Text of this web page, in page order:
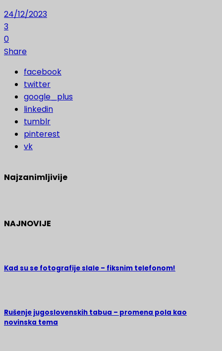
24/12/2023
3
0
Share
facebook
twitter
google_plus
linkedin
tumblr
pinterest
vk
Najzanimljivije
NAJNOVIJE
Kad su se fotografije slale – fiksnim telefonom!
Rušenje jugoslovenskih tabua – promena pola kao
novinska tema